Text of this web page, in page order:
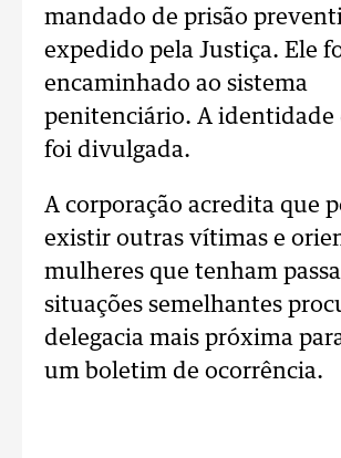
mandado de prisão
expedido pela Justiça. Ele
encaminhado ao sistema
penitenciário. A identidade
foi divulgada.
A corporação acredita que
existir outras vítimas e
mulheres que tenham
situações semelhantes
delegacia mais próxima
um boletim de ocorrência.